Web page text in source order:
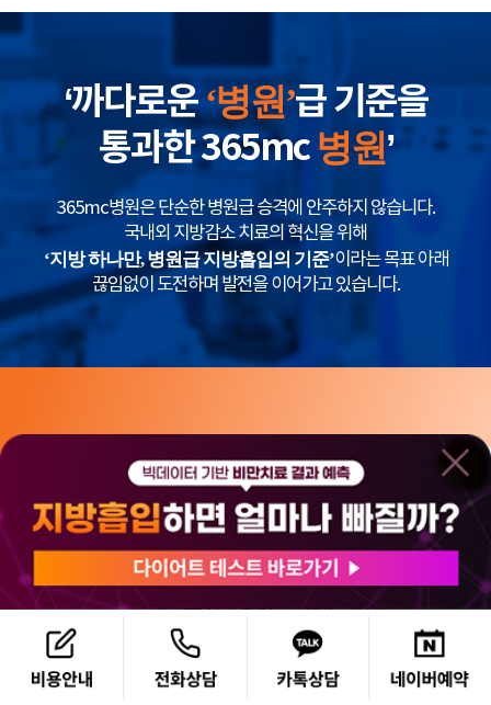
‘까다로운‘병원’급 기준을
통과한 365mc병원’
365mc병원은 단순한 병원급 승격에 안주하지 않습니다.
국내외 지방감소 치료의 혁신을 위해
‘지방 하나만, 병원급 지방흡입의 기준’이라는 목표 아래
끊임없이 도전하며 발전을 이어가고 있습니다.
SEOUL
서울365mc병원
대한민국 최초
병원급 지방흡입 특화 의료기관!